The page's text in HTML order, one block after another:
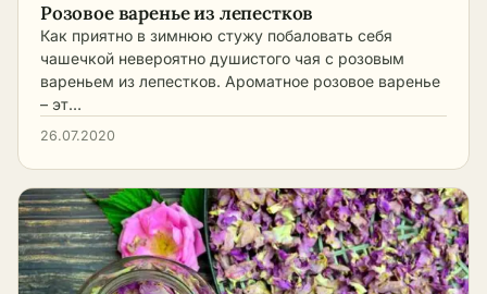
Розовое варенье из лепестков
Как приятно в зимнюю стужу побаловать себя
чашечкой невероятно душистого чая с розовым
вареньем из лепестков. Ароматное розовое варенье
– эт…
26.07.2020